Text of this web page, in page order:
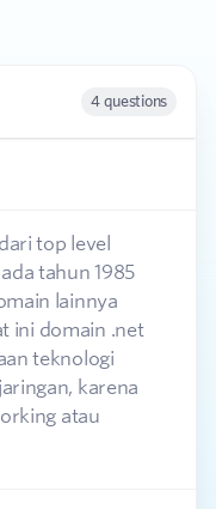
4 questions
top level
tahun 1985
lainnya
ini domain .net
teknologi
karena
atau